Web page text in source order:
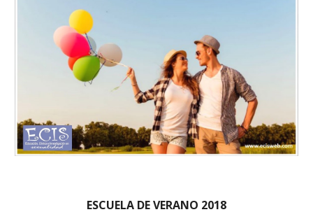
ESCUELA DE VERANO 2018